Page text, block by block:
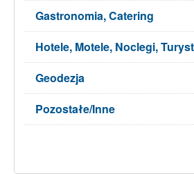
Gastronomia, Catering
Hotele, Motele, Noclegi,
Geodezja
Pozostałe/Inne